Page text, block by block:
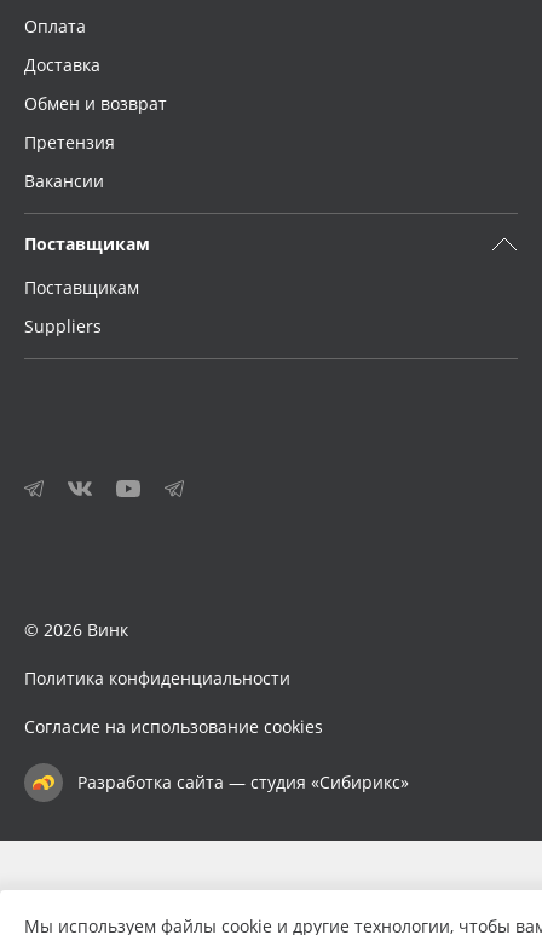
Оплата
Доставка
Обмен и возврат
Претензия
Вакансии
Поставщикам
Поставщикам
Suppliers
© 2026 Винк
Политика конфиденциальности
Согласие на использование cookies
Разработка сайта — студия «Сибирикс»
Мы используем файлы cookie и другие технологии, чтобы